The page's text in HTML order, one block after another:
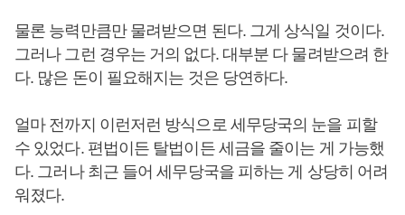
물론 능력만큼만 물려받으면 된다. 그게 상식일 것이다.
그러나 그런 경우는 거의 없다. 대부분 다 물려받으려 한
다. 많은 돈이 필요해지는 것은 당연하다.
얼마 전까지 이런저런 방식으로 세무당국의 눈을 피할
수 있었다. 편법이든 탈법이든 세금을 줄이는 게 가능했
다. 그러나 최근 들어 세무당국을 피하는 게 상당히 어려
워졌다.